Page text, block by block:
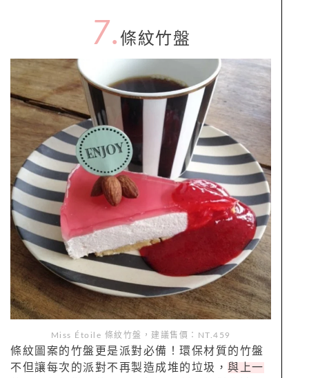
7. 條紋竹盤
Miss Étoile 條紋竹盤，建議售價：NT.459
條紋圖案的竹盤更是派對必備！環保材質的竹盤
不但讓每次的派對不再製造成堆的垃圾， 與上一